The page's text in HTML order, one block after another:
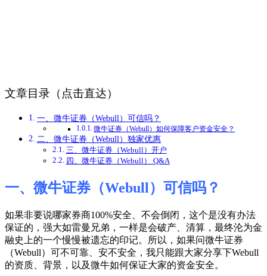
文章目录（点击直达）
一、微牛证券（Webull）可信吗？
微牛证券（Webull）如何保障客户资金安全？
二、微牛证券（Webull）独家优惠
三、微牛证券（Webull）开户
四、微牛证券（Webull） Q&A
一、微牛证券（Webull）可信吗？
如果非要说哪家券商100%安全、不会倒闭，这个是没有办法
保证的，强大如雷曼兄弟，一样是会破产、清算，最终沦为金
融史上的一个慢慢被遗忘的印记。所以，如果问微牛证券
（Webull）可不可靠、安不安全，我只能跟大家分享下Webull
的资质、背景，以及微牛如何保证大家的资金安全。